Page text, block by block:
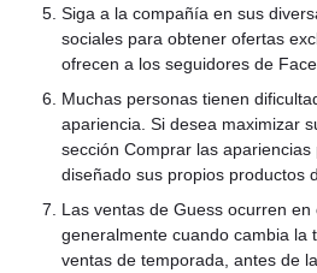
Siga a la compañía en sus
sociales para obtener ofertas
ofrecen a los seguidores de
Muchas personas tienen
apariencia. Si desea maximizar
sección Comprar las
diseñado sus propios productos
Las ventas de Guess ocurren en
generalmente cuando cambia la
ventas de temporada, antes de